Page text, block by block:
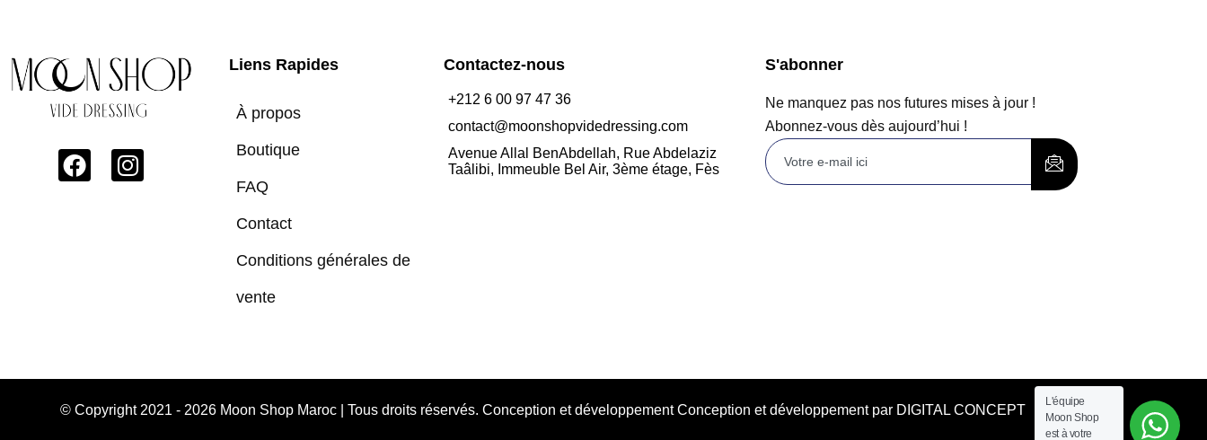
Liens Rapides
À propos
Boutique
FAQ
Contact
Conditions générales de
vente
Contactez-nous
+212 6 00 97 47 36
contact@moonshopvidedressing.com
Avenue Allal BenAbdellah, Rue Abdelaziz
Taâlibi, Immeuble Bel Air, 3ème étage, Fès
S'abonner
Ne manquez pas nos futures mises à jour !
Abonnez-vous dès aujourd’hui !
© Copyright 2021 - 2026 Moon Shop Maroc | Tous droits réservés. Conception et développement Conception et développement par DIGITAL CONCEPT
L'équipe
Moon Shop
est à votre